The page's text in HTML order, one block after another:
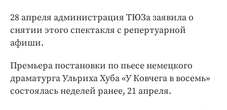
Медиаперсона
Интересное чтиво
Бренд года
Работодатель года
28 апреля администрация ТЮЗа заявила о
снятии этого спектакля с репертуарной
афиши.
Премьера постановки по пьесе немецкого
драматурга Ульриха Хуба «У Ковчега в восемь»
состоялась неделей ранее, 21 апреля.